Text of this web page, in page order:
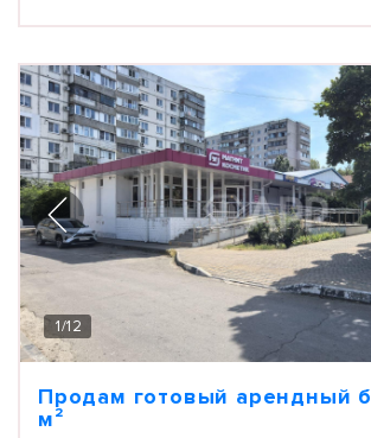
1/12
Продам готовый арендный
м²